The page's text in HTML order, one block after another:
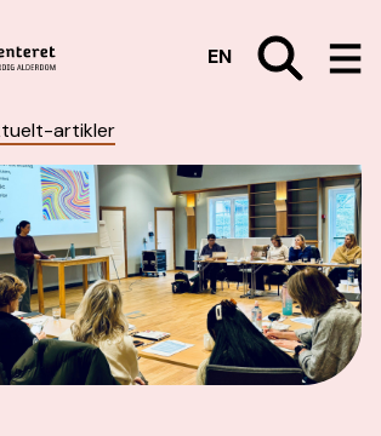
EN
artikler